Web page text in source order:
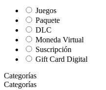
Juegos
Paquete
DLC
Moneda Virtual
Suscripción
Gift Card Digital
Categorías
Categorías